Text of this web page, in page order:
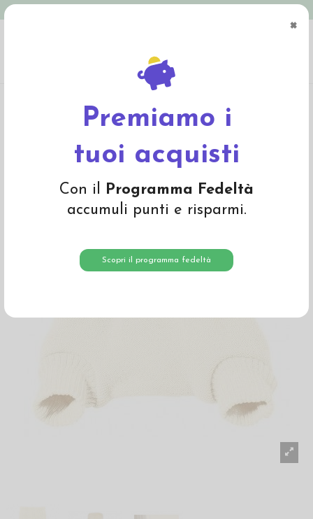
×
Premiamo i
tuoi acquisti
Con il Programma Fedeltà
accumuli punti e risparmi.
Scopri il programma fedeltà
Mutandina copripannolino in lana doppia